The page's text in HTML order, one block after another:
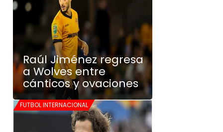
Raúl Jiménez regresa
a Wolves entre
cánticos y ovaciones
FUTBOL INTERNACIONAL